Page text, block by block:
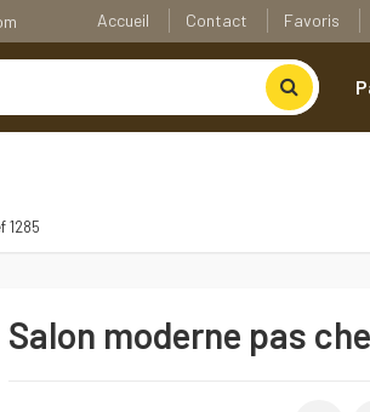
Accueil Contact Favoris
1285
Salon moderne pas